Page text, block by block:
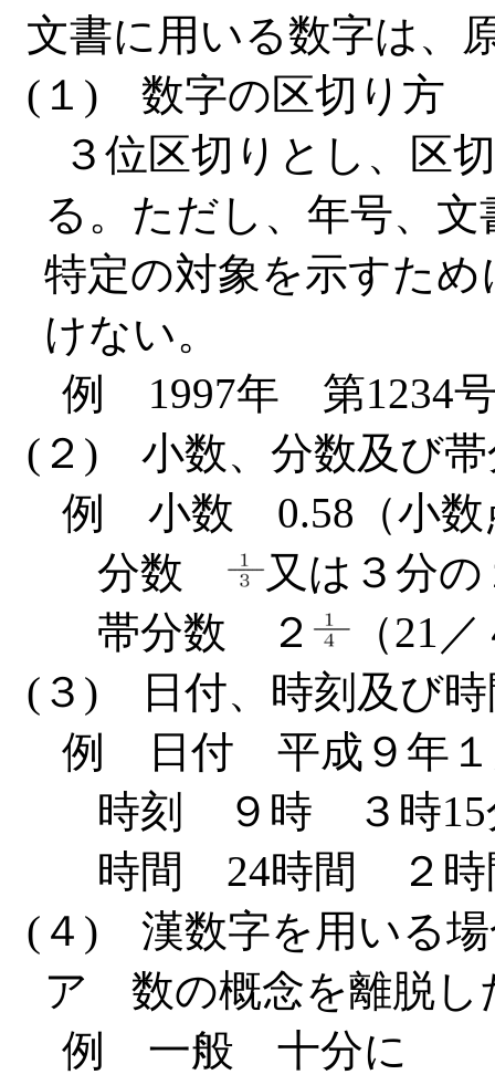
文書に用いる数字は、
(１) 数字の区切り方
３位区切りとし、区
る。ただし、年号、
特定の対象を示すた
けない。
例 1997年 第1234
(２) 小数、分数及び帯
例 小数 0.58（小数
分数
又は３分の
帯分数 ２
（21
(３) 日付、時刻及び時
例 日付 平成９年１
時刻 ９時 ３時15
時間 24時間 ２時
(４) 漢数字を用いる
ア 数の概念を離脱し
例 一般 十分に